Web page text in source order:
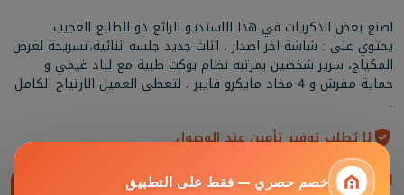
اصنع بعض الذكريات في هذا الاستديو الرائع ذو الطابع العجيب.
يحتوي على : شاشة اخر اصدار ، اثاث جديد جلسه ثنائية،تسريحة لغرض
المكياج، سرير شخصين بمرتبه نظام بوكت طبية مع لباد غيمي و
حماية مفرش و 4 مخاد مايكرو فايبر ، لتعطي العميل الارتياح الكامل
.
لا يُطلب توفير تأمين عند الوصول.
المرافق خصم حصري — فقط على التطبيق